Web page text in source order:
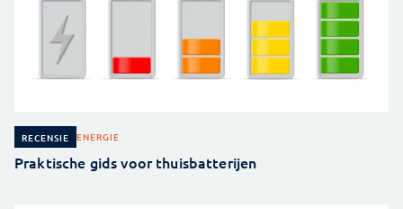
RECENSIE ENERGIE
Praktische gids voor thuisbatterijen